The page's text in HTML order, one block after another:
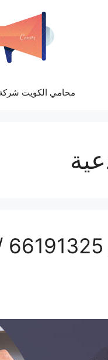
محامي الكويت